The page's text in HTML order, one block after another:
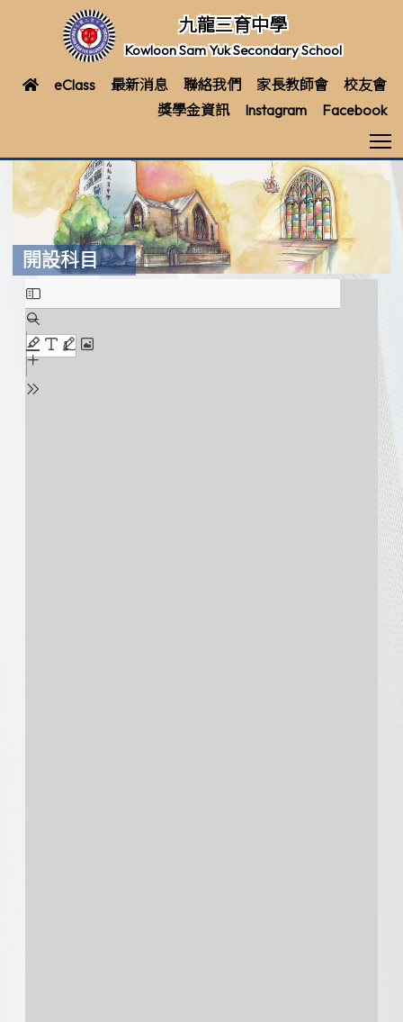
九龍三育中學
Kowloon Sam Yuk Secondary School
eClass 最新消息 聯絡我們 家長教師會
校友會
獎學金資訊
Instagram Facebook
開設科目